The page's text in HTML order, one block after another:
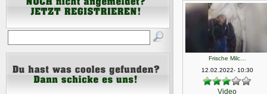
Frische Milc…
12.02.2022- 10:30
Video